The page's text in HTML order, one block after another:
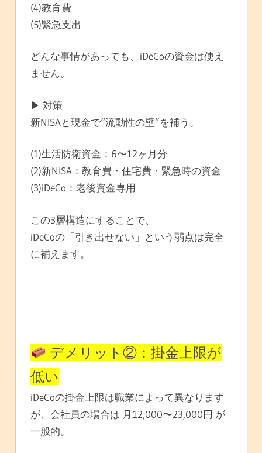
(4)教育費
(5)緊急支出
どんな事情があっても、iDeCoの資金は使え
ません。
▶ 対策
新NISAと現金で“流動性の壁”を補う。
(1)生活防衛資金：6〜12ヶ月分
(2)新NISA：教育費・住宅費・緊急時の資金
(3)iDeCo：老後資金専用
この3層構造にすることで、
iDeCoの「引き出せない」という弱点は完全
に補えます。
デメリット②：掛金上限が
低い
iDeCoの掛金上限は職業によって異なります
が、会社員の場合は 月12,000〜23,000円 が
一般的。